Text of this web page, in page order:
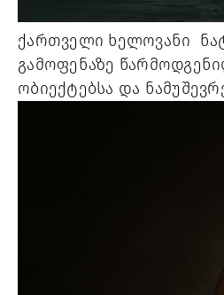
ქართველი ხელოვანი
გამოფენაზე
ობიექტებსა და